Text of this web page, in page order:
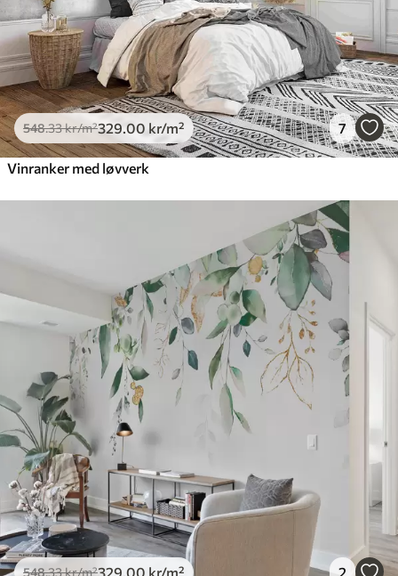
548.33kr/m²329.00 kr/m² 7
Vinranker med løvverk
548.33kr/m²329 .00 kr/m² 2